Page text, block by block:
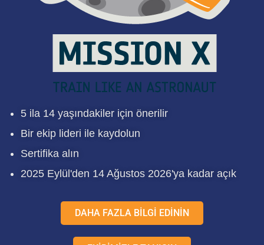
5 ila 14 yaşındakiler için önerilir
Bir ekip lideri ile kaydolun
Sertifika alın
2025 Eylül'den 14 Ağustos 2026'ya kadar açık
DAHA FAZLA BİLGİ EDİNİN